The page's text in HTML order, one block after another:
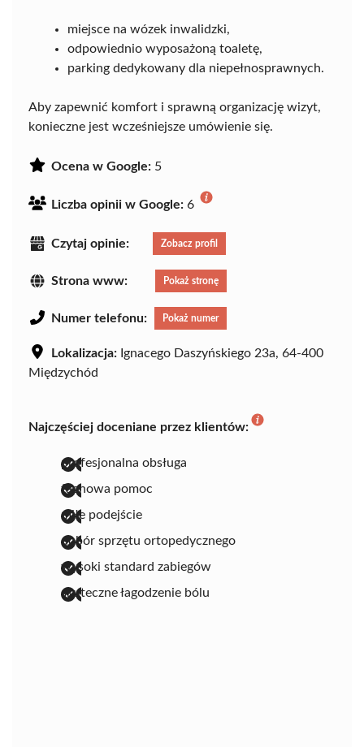
miejsce na wózek inwalidzki,
odpowiednio wyposażoną toaletę,
parking dedykowany dla niepełnosprawnych.
Aby zapewnić komfort i sprawną organizację wizyt,
konieczne jest wcześniejsze umówienie się.
Ocena w Google: 5
Liczba opinii w Google: 6
Czytaj opinie: Zobacz profil
Strona www: Pokaż stronę
Numer telefonu: Pokaż numer
Lokalizacja: Ignacego Daszyńskiego 23a, 64-400
Międzychód
Najczęściej doceniane przez klientów:
profesjonalna obsługa
fachowa pomoc
miłe podejście
dobór sprzętu ortopedycznego
wysoki standard zabiegów
skuteczne łagodzenie bólu